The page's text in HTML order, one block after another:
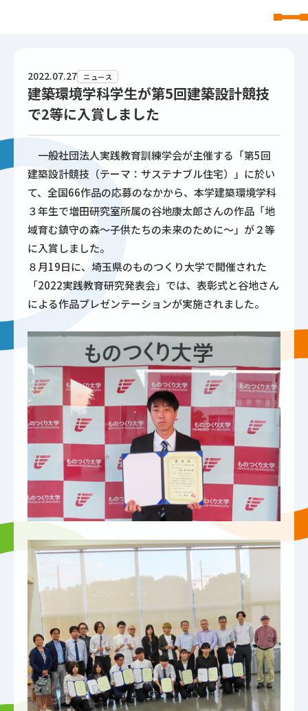
2022.07.27 ニュース
建築環境学科学生が第5回建築設計競技
で2等に入賞しました
一般社団法人実践教育訓練学会が主催する「第5回
建築設計競技（テーマ：サステナブル住宅）」に於い
て、全国66作品の応募のなかから、本学建築環境学科
３年生で増田研究室所属の谷地康太郎さんの作品「地
域育む鎮守の森～子供たちの未来のために～」が２等
に入賞しました。
８月19日に、埼玉県のものつくり大学で開催された
「2022実践教育研究発表会」では、表彰式と谷地さん
による作品プレゼンテーションが実施されました。